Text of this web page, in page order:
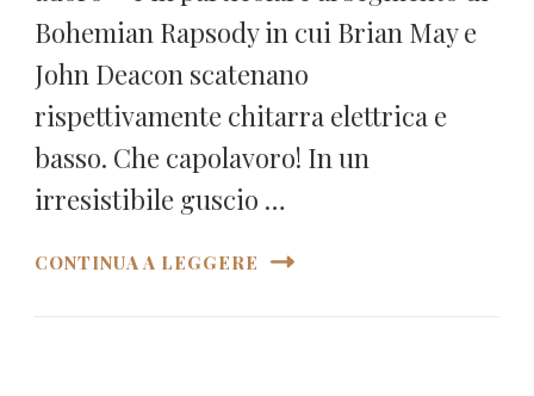
Bohemian Rapsody in cui Brian May e
John Deacon scatenano
rispettivamente chitarra elettrica e
basso. Che capolavoro! In un
irresistibile guscio …
CONTINUA A LEGGERE